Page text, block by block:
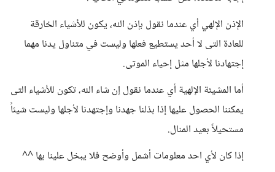
الإذن الإلهي أي عندما نقول بإذن الله، يكون للأشياء الخارقة
للعادة التى لا أحد يستطيع فعلها وليست في متناول يدنا مهما
إجتهادنا لأجلها مثل إحياء الموتى.
أما المشيئة الإلهية أي عندما نقول إن شاء الله، تكون للأشياء التى
يمكننا الحصول عليها إذا بذلنا جهدنا وإجتهدنا لأجلها وليست شيئاً
مستحيلاً بعيد المنال.
إذا كان لأي احد معلومات أشمل وأوضح فلا يبخل علينا بها ^^